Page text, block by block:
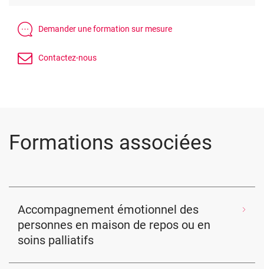
Formations associées
Accompagnement émotionnel des
personnes en maison de repos ou en
soins palliatifs